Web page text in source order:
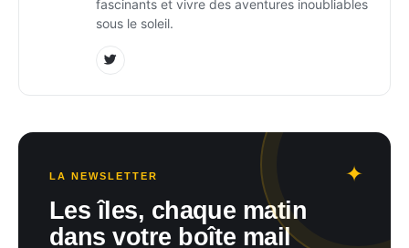
fascinants et vivre des aventures inoubliables
sous le soleil.
LA NEWSLETTER
Les îles, chaque matin
dans votre boîte mail